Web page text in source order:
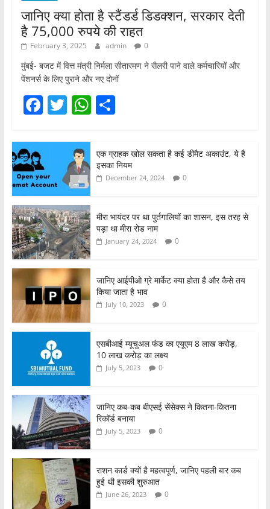
जानिए क्या होता है स्टैंडर्ड डिडक्शन, सरकार देती
है 75,000 रुपये की राहत
February 3, 2025 admin 0
मुंबई- बजट में वित्त मंत्री निर्मला सीतारमण ने सैलरी पाने वाले कर्मचारियों और
पेंशनर्स के लिए पुराने और नए दोनों
F
c
e
b
o
o
k
T
itt
er
W
s
A
p
S
e
एक ग्राहक खोल सकता है कई डीमैट अकाउंट, ये है
इसका नियम
December 24, 2024 0
मीरा भायंदर पर था पुर्तगालियों का शासन, इस तरह से
पड़ा था मीरा रोड नाम
January 24, 2024 0
जानिए आईपीओ ग्रे मार्केट क्या होता है और कैसे तय
किया जाता है भाव
July 10, 2023 0
एसबीआई म्यूचुअल फंड का एयूएम 8 लाख करोड़,
10 लाख करोड़ का लक्ष्य
July 5, 2023 0
जानिए कब-कब बीएसई सेंसेक्स ने कितना-कितना
रिकॉर्ड बनाया
July 5, 2023 0
राशन कार्ड क्यों है महत्वपूर्ण, जानिए पहली बार कब
हुई थी इसकी शुरुआत
June 26, 2023 0